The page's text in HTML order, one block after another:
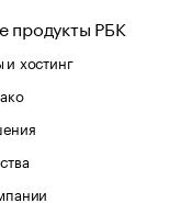
продукты РБК
хостинг